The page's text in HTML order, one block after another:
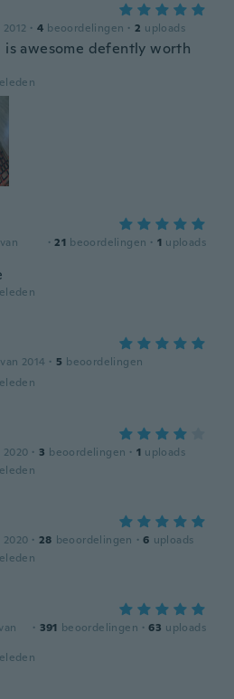
· 4 beoordelingen · 2 uploads
is awesome defently worth
· 21 beoordelingen · 1 uploads
2014 · 5 beoordelingen
· 3 beoordelingen · 1 uploads
· 28 beoordelingen · 6 uploads
· 391 beoordelingen · 63 uploads